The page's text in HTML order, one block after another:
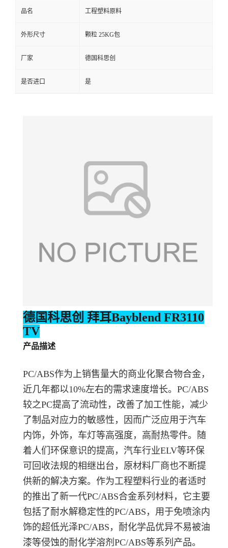
品名 工程塑料原料
外形尺寸 颗粒 25KG包
厂家 德国科思创
是否进口 是
德国科思创 拜耳Bayblend FR3110
TV
产品描述
PC/ABS作为上销售量大的商业化聚合物合金，
近几年都以10%左右的需求速度增长。PC/ABS
较之PC提高了流动性，改善了加工性能，减少
了制品对应力的敏感性，因而广泛应用于汽车
内饰，外饰，车灯等高强度，高耐热零件。随
着人们环保意识的提高，汽车行业ELV等环保
可回收法规的相继出台，原材料厂商也不断提
供新的解决方案。作为工程塑料行业的者适时
的推出了新一代PC/ABS合金系列材料，它主要
包括了耐水解稳定性的PC/ABS，用于免喷涂内
饰的超低光泽PC/ABS，耐化学品优异不易被油
漆等侵蚀的耐化学溶剂PC/ABS等系列产品。